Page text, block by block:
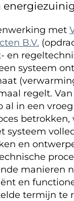
met
B.V.
en
systeem
regelt.
al in een
betrokken,
systeem
en
manieren
en
termijn te